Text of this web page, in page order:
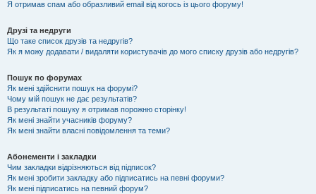
Я отримав спам або образливий email від когось із цього форуму!
Друзі та недруги
Що таке список друзів та недругів?
Як я можу додавати / видаляти користувачів до мого списку друзів або недругів?
Пошук по форумах
Як мені здійснити пошук на форумі?
Чому мій пошук не дає результатів?
В результаті пошуку я отримав порожню сторінку!
Як мені знайти учасників форуму?
Як мені знайти власні повідомлення та теми?
Абонементи і закладки
Чим закладки відрізняються від підписок?
Як мені зробити закладку або підписатись на певні форуми?
Як мені підписатись на певний форум?